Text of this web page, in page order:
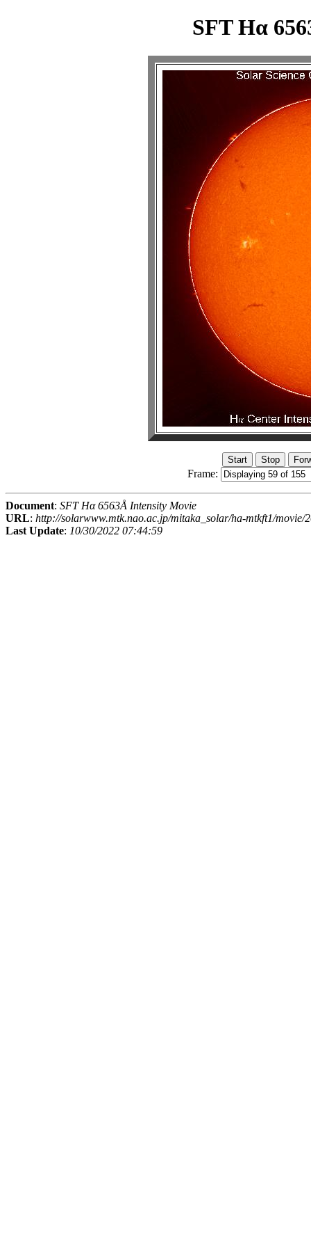
SFT Hα
Frame:
Document: SFT Hα 6563Å Intensity Movie
URL: http://solarwww.mtk.nao.ac.jp/mitaka_solar/ha-mtkft1/
Last Update: 10/30/2022 07:44:59